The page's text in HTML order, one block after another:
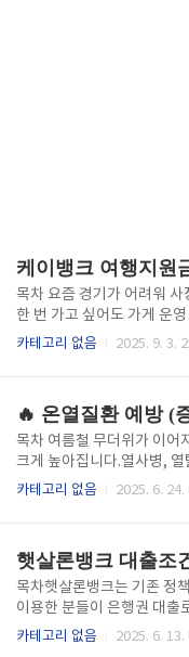
케이뱅크 여행지원
목차 요즘 경기가 어려워
한 번 가고 싶어도 가게 운
서 소상공인 사장님들을 위
최대 3만원 즉시 지급✔ 매
간: 2025년 8월 20일 ~ 11
가비가 바로 입금되고, 매
분들이라면 놓치면 아쉬운
카테고리 없음 2025. 9. 3.
목차 여름철 무더위가 이어
크게 높아집니다.열사병,
경우 생명을 위협할 수 있기
상위험도열사병40℃ 이상
가능🚨 매우 위험열탈진땀
꺼움⚠ 중간열경련근육 경
상⚠ 중간열실신일시적 의
부종/열발진손·발 붓기, 땀
카테고리 없음 2025. 6. 24.
목차햇살론뱅크는 기존 정
이용한 분들이 은행권 대출
부지원 금융상품입니다. 특
카테고리 없음 2025. 6. 13.